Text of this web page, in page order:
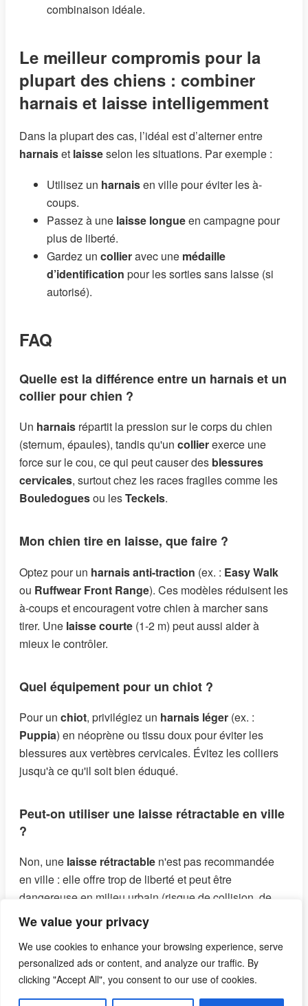
We value your privacy
We use cookies to enhance your browsing experience, serve
personalized ads or content, and analyze our traffic. By
clicking "Accept All", you consent to our use of cookies.
combinaison idéale.
Le meilleur compromis pour la
plupart des chiens : combiner
harnais et laisse intelligemment
Dans la plupart des cas, l’idéal est d’alterner entre
harnaiset laisseselon les situations. Par exemple :
Utilisez un harnaisen ville pour éviter les à-
coups.
Passez à une laisse longueen campagne pour
plus de liberté.
Gardez un collieravec une médaille
d’identification pour les sorties sans laisse (si
autorisé).
FAQ
Quelle est la différence entre un harnais et un
collier pour chien ?
Un harnais répartit la pression sur le corps du chien
(sternum, épaules), tandis qu'un collierexerce une
force sur le cou, ce qui peut causer des blessures
cervicales, surtout chez les races fragiles comme les
Bouledoguesou lesTeckels.
Mon chien tire en laisse, que faire ?
Optez pour un harnais anti-traction (ex. : Easy Walk
ou Ruffwear Front Range). Ces modèles réduisent les
à-coups et encouragent votre chien à marcher sans
tirer. Une laisse courte (1-2 m) peut aussi aider à
mieux le contrôler.
Quel équipement pour un chiot ?
Pour un chiot, privilégiez un harnais léger (ex. :
Puppia) en néoprène ou tissu doux pour éviter les
blessures aux vertèbres cervicales. Évitez les colliers
jusqu'à ce qu'il soit bien éduqué.
Peut-on utiliser une laisse rétractable en ville
?
Non, une laisse rétractable n'est pas recommandée
en ville : elle offre trop de liberté et peut être
dangereuse en milieu urbain (risque de collision, de
bagarre avec d'autres chiens). Préférez une
(1-2 m) pour plus de sécurité.
Quelles sont les meilleures marques de